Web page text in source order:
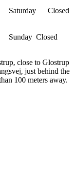
close to Glostrup
just behind the
100 meters away.